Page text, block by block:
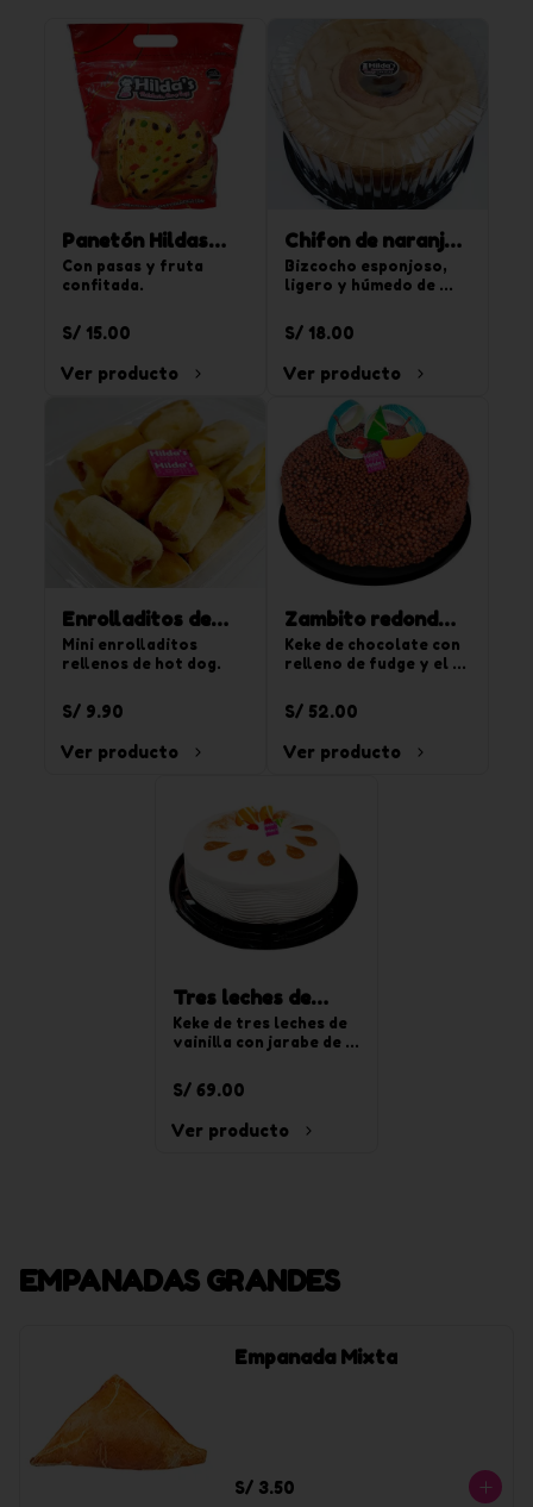
Panetón Hildas
900 g
Con pasas y fruta
confitada.
S/ 15.00
Ver producto
Chifon de naranja
850g
Bizcocho esponjoso,
ligero y húmedo de
tajadas.
S/ 18.00
Ver producto
Enrolladitos de
hot dog 15 und
Mini enrolladitos
rellenos de hot dog.
S/ 9.90
Ver producto
Zambito redondo
chico
Keke de chocolate con
relleno de fudge y el
crema de vainilla y
chispas de
chocoyogurt. Para 20
tajadas.
S/ 52.00
Ver producto
Tres leches de
vainilla redonda
mediana
Keke de tres leches de
vainilla con jarabe de
crema pastelera y
decorado con crema de
chantilly de vainilla.
Para 20 tajadas.
S/ 69.00
Ver producto
EMPANADAS GRANDES
Empanada Mixta
S/ 3.50